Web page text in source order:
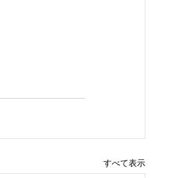
すべて表示